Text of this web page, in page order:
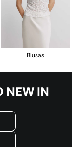
Blusas
NEW IN